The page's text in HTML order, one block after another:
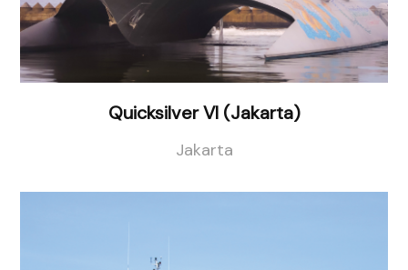
Quicksilver VI (Jakarta)
Jakarta